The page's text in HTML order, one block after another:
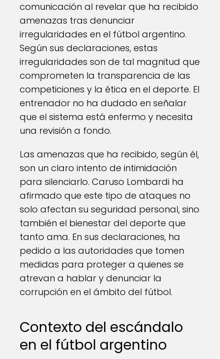
comunicación al revelar que ha recibido
amenazas tras denunciar
irregularidades en el fútbol argentino.
Según sus declaraciones, estas
irregularidades son de tal magnitud que
comprometen la transparencia de las
competiciones y la ética en el deporte. El
entrenador no ha dudado en señalar
que el sistema está enfermo y necesita
una revisión a fondo.
Las amenazas que ha recibido, según él,
son un claro intento de intimidación
para silenciarlo. Caruso Lombardi ha
afirmado que este tipo de ataques no
solo afectan su seguridad personal, sino
también el bienestar del deporte que
tanto ama. En sus declaraciones, ha
pedido a las autoridades que tomen
medidas para proteger a quienes se
atrevan a hablar y denunciar la
corrupción en el ámbito del fútbol.
Contexto del escándalo
en el fútbol argentino